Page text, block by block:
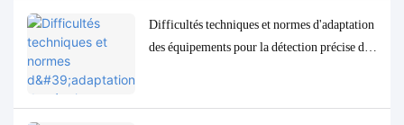
Difficultés techniques et normes d'adaptation
des équipements pour la détection précise des